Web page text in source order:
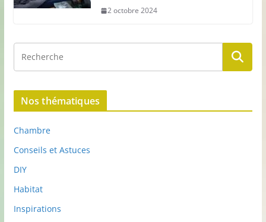
2 octobre 2024
Nos thématiques
Chambre
Conseils et Astuces
DIY
Habitat
Inspirations